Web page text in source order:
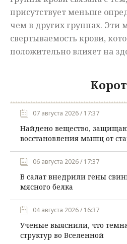
присутствует меньше
чем в других группах. Эти
свертываемость крови,
положительно влияет на
07 августа 2026 / 17:37
Найдено вещество,
восстановления мышц от
06 августа 2026 / 17:37
В салат внедрили гены
мясного белка
04 августа 2026 / 16:37
Ученые выяснили, что
структур во Вселенной